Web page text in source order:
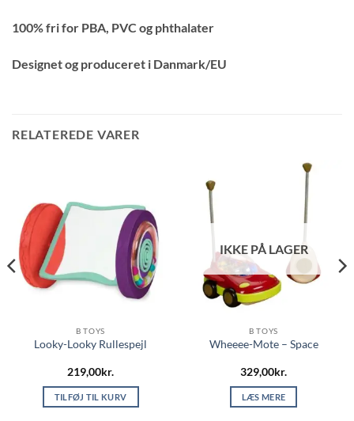
100% fri for PBA, PVC og phthalater
Designet og produceret i Danmark/EU
RELATEREDE VARER
B TOYS
Looky-Looky Rullespejl
219,00kr.
TILFØJ TIL KURV
IKKE PÅ LAGER
B TOYS
Wheeee-Mote – Space
329,00kr.
LÆS MERE